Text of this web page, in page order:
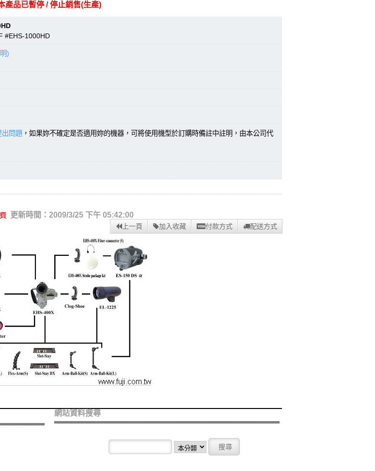
產品已暫停 / 停止銷售(生產)
#EHS-1000HD
)
出問題 ，如果妳不確定是否適用妳的機器，可將使用機型於訂購時備註中註明，由本公司代
更新時間：2009/3/25 下午 05:42:00
上一頁 加入收藏 付款方式 配送方式
網站資料搜尋